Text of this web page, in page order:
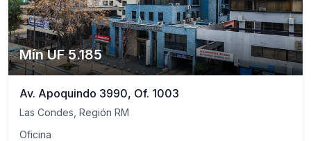
Mín UF 5.185
Av. Apoquindo 3990, Of. 1003
Las Condes, Región RM
Oficina